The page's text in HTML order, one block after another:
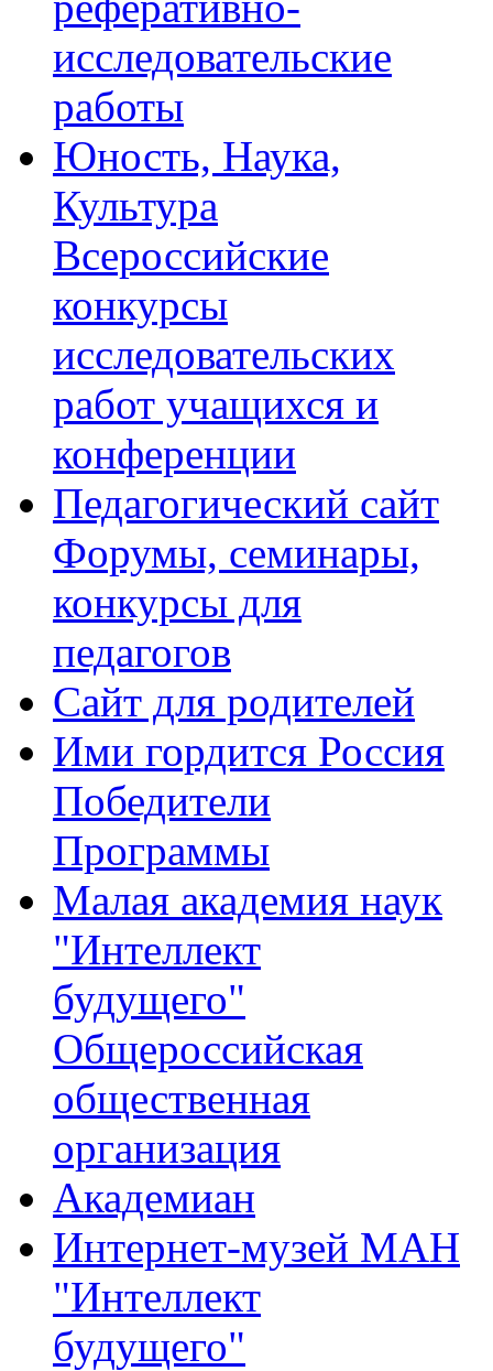
исследовательские
работы
Юность, Наука,
Культура
Всероссийские
конкурсы
исследовательских
работ учащихся и
конференции
Педагогический сайт
Форумы, семинары,
конкурсы для
педагогов
Сайт для родителей
Ими гордится Россия
Победители
Программы
Малая академия наук
"Интеллект
будущего"
Общероссийская
общественная
организация
Академиан
Интернет-музей МАН
"Интеллект
будущего"